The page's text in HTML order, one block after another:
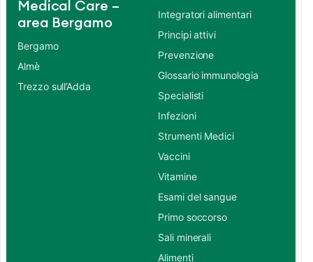
Medical Care –
area Bergamo
Bergamo
Almè
Trezzo sull’Adda
Integratori alimentari
Principi attivi
Prevenzione
Glossario immunologia
Specialisti
Infezioni
Strumenti Medici
Vaccini
Vitamine
Esami del sangue
Primo soccorso
Sali minerali
Alimenti